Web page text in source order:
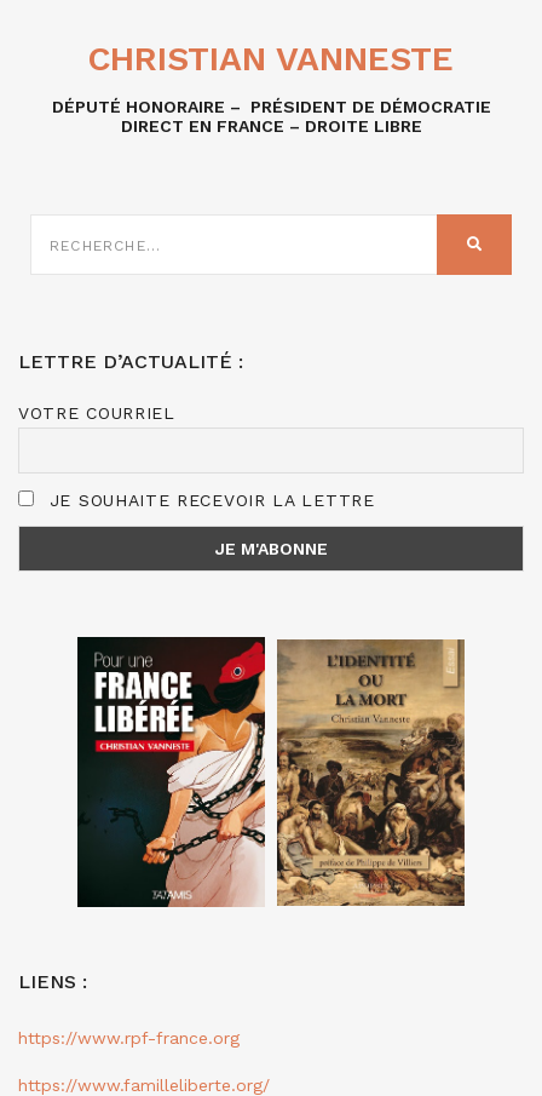
CHRISTIAN VANNESTE
DÉPUTÉ HONORAIRE – PRÉSIDENT DE DÉMOCRATIE
DIRECT EN FRANCE – DROITE LIBRE
SUR
LETTRE D’ACTUALITÉ :
VOTRE COURRIEL
JE SOUHAITE RECEVOIR LA LETTRE
LIENS :
https://www.rpf-france.org
https://www.familleliberte.org/